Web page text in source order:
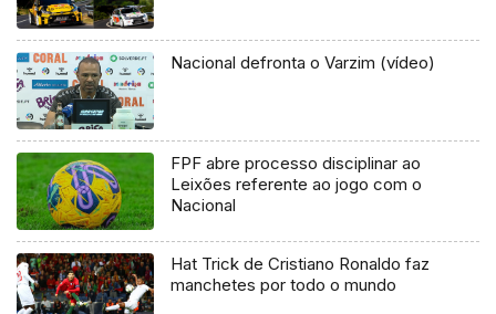
Nacional defronta o Varzim (vídeo)
FPF abre processo disciplinar ao
Leixões referente ao jogo com o
Nacional
Hat Trick de Cristiano Ronaldo faz
manchetes por todo o mundo